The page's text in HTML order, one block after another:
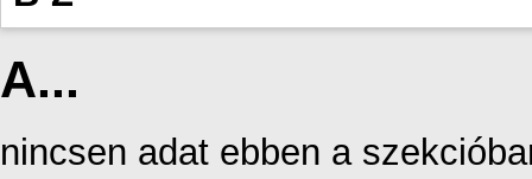
A...
nincsen adat ebben a